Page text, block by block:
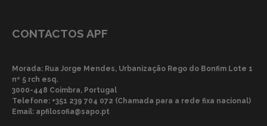
CONTACTOS APF
Morada: Rua Jorge Mendes, Urbanização Rego do Bonfim Lote 1
nº 5 rch esq.
3000-448 Coimbra, Portugal
Telefone: +351 239 704 072 (Chamada para a rede fixa nacional)
Email: apfilosofia@sapo.pt